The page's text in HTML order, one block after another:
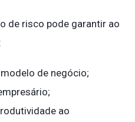
de risco pode garantir ao
de negócio;
ao